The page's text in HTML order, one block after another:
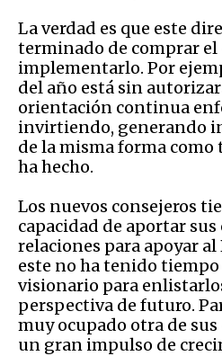
La verdad es que este
terminado de comprar el
implementarlo. Por
del año está sin
orientación continua
invirtiendo, generando
de la misma forma
ha hecho.
Los nuevos consejeros
capacidad de aportar
relaciones para apoyar
este no ha tenido
visionario para
perspectiva de futuro.
muy ocupado otra de
un gran impulso de